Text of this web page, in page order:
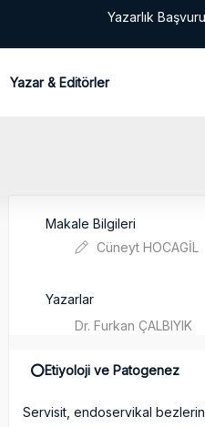
Yazarlık
Yazar & Editörler
Makale Bilgileri
Cüneyt HOCAGİL
Yazarlar
Dr. Furkan ÇALBIYIK
⭕️Etiyoloji ve Patogenez
Servisit, endoservikal